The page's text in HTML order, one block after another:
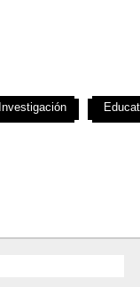
Investigación